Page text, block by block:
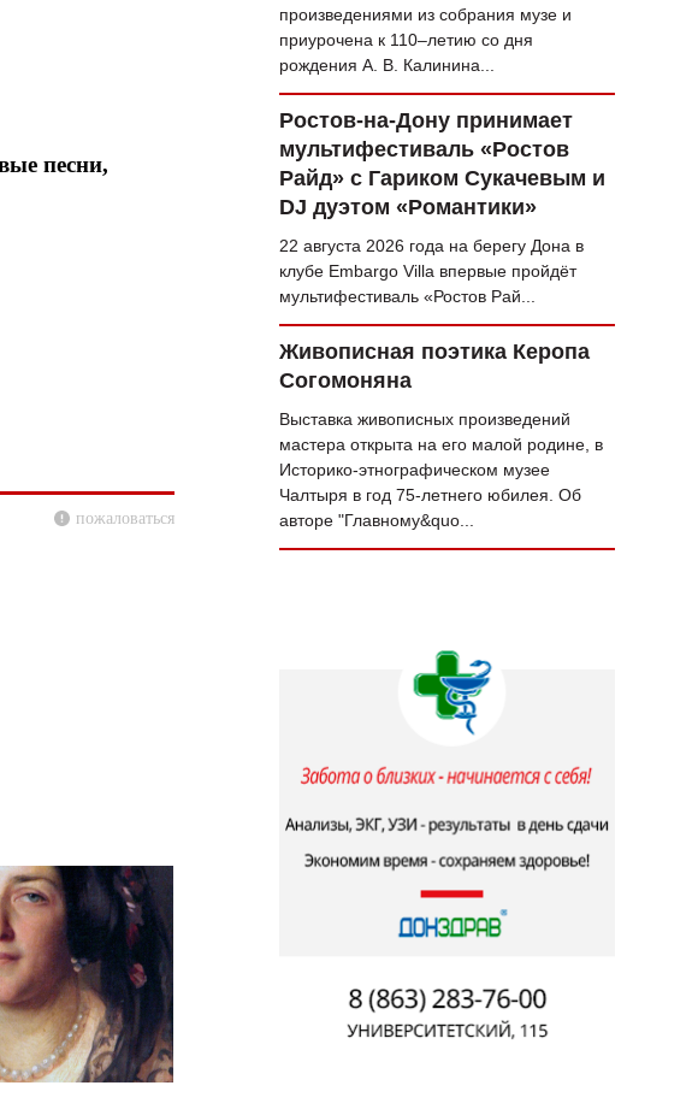
песни,
пожаловаться
произведениями из собрания музе и
приурочена к 110–летию со дня
рождения А. В. Калинина...
Ростов-на-Дону принимает
мультифестиваль «Ростов
Райд» с Гариком Сукачевым и
DJ дуэтом «Романтики»
22 августа 2026 года на берегу Дона в
клубе Embargo Villa впервые пройдёт
мультифестиваль «Ростов Рай...
Живописная поэтика Керопа
Согомоняна
Выставка живописных произведений
мастера открыта на его малой родине, в
Историко-этнографическом музее
Чалтыря в год 75‑летнего юбилея. Об
авторе "Главному&quo...